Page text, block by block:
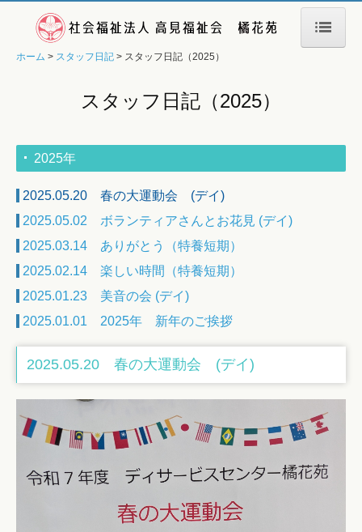
ホーム
特別養護老人ホーム
Q&A
スタッフ日記
スタッフ日記（2026）
スタッフ日記（2024）
スタッフインタビュー
働きやすさへの取組み
特養介護士（パート）
ホーム スタッフ日記 スタッフ日記（2025）
スタッフ日記（2025）
2025年
2025.05.20 春の大運動会 (デイ)
2025.05.02 ボランティアさんとお花見 (デイ)
2025.03.14 ありがとう（特養短期）
2025.02.14 楽しい時間（特養短期）
2025.01.23 美音の会 (デイ)
2025.01.01 2025年 新年のご挨拶
2025.05.20 春の大運動会 (デイ)